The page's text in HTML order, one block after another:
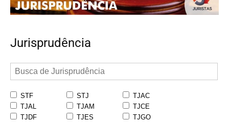
Jurisprudência
STF STJ
TJAC
TJAL
TJAM
TJCE
TJDF
TJES
TJGO